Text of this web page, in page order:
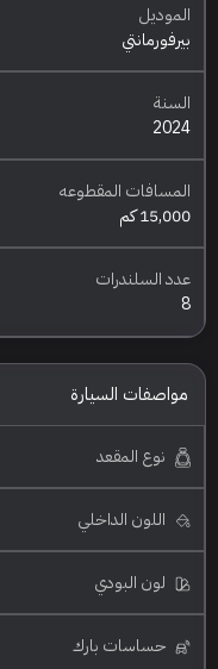
الموديل
بيرفورمانتي
السنة
2024
المسافات المقطوعه
15,000 كم
عدد السلندرات
8
مواصفات السيارة
نوع المقعد
اللون الداخلي
لون البودي
حساسات بارك